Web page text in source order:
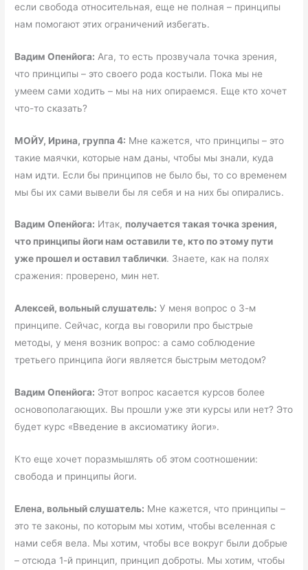
если свобода относительная, еще не полная – принципы
нам помогают этих ограничений избегать.
Вадим Опенйога: Ага, то есть прозвучала точка зрения,
что принципы – это своего рода костыли. Пока мы не
умеем сами ходить – мы на них опираемся. Еще кто хочет
что-то сказать?
МОЙУ, Ирина, группа 4: Мне кажется, что принципы – это
такие маячки, которые нам даны, чтобы мы знали, куда
нам идти. Если бы принципов не было бы, то со временем
мы бы их сами вывели бы ля себя и на них бы опирались.
Вадим Опенйога: Итак, получается такая точка зрения,
что принципы йоги нам оставили те, кто по этому пути
уже прошел и оставил таблички. Знаете, как на полях
сражения: проверено, мин нет.
Алексей, вольный слушатель: У меня вопрос о 3-м
принципе. Сейчас, когда вы говорили про быстрые
методы, у меня возник вопрос: а само соблюдение
третьего принципа йоги является быстрым методом?
Вадим Опенйога: Этот вопрос касается курсов более
основополагающих. Вы прошли уже эти курсы или нет? Это
будет курс «Введение в аксиоматику йоги».
Кто еще хочет поразмышлять об этом соотношении:
свобода и принципы йоги.
Елена, вольный слушатель: Мне кажется, что принципы –
это те законы, по которым мы хотим, чтобы вселенная с
нами себя вела. Мы хотим, чтобы все вокруг были добрые
– отсюда 1-й принцип, принцип доброты. Мы хотим, чтобы